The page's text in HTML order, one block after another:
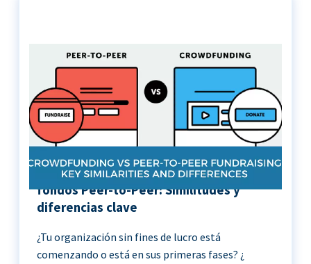
Crowdfunding vs Recaudación de
fondos Peer-to-Peer: Similitudes y
diferencias clave
¿Tu organización sin fines de lucro está
comenzando o está en sus primeras fases? ¿